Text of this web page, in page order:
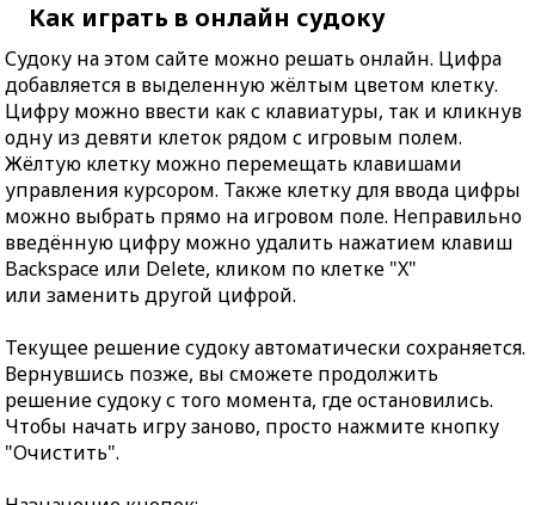
Как играть в онлайн судоку
Судоку на этом сайте можно решать онлайн. Цифра
добавляется в выделенную жёлтым цветом клетку.
Цифру можно ввести как с клавиатуры, так и кликнув
одну из девяти клеток рядом с игровым полем.
Жёлтую клетку можно перемещать клавишами
управления курсором. Также клетку для ввода цифры
можно выбрать прямо на игровом поле. Неправильно
введённую цифру можно удалить нажатием клавиш
Backspace или Delete, кликом по клетке "X"
или заменить другой цифрой.
Текущее решение судоку автоматически сохраняется.
Вернувшись позже, вы сможете продолжить
решение судоку с того момента, где остановились.
Чтобы начать игру заново, просто нажмите кнопку
"Очистить".